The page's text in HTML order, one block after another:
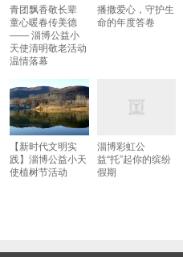
青团飘香敬长辈
童心暖春传美德
—— 淄博公益小
天使清明敬老活动
温情落幕
播撒爱心，守护生
命的年度答卷
【新时代文明实
践】淄博公益小天
使植树节活动
淄博彩虹公
益“托”起你的缤纷
假期